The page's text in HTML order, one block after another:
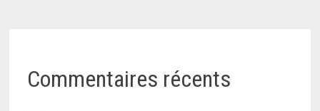
Commentaires récents